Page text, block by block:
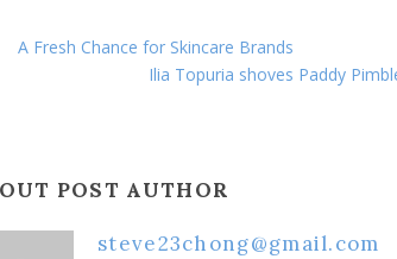
A Fresh Chance for Skincare Brands
Ilia Topuria shoves Paddy
POST AUTHOR
steve23chong@gmail.com